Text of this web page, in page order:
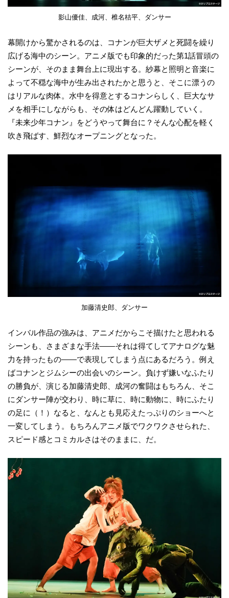
影山優佳、成河、椎名桔平、ダンサー
幕開けから驚かされるのは、コナンが巨大ザメと死闘を繰り
広げる海中のシーン。アニメ版でも印象的だった第1話冒頭の
シーンが、そのまま舞台上に現出する。紗幕と照明と音楽に
よって不穏な海中が生み出されたかと思うと、そこに漂うの
はリアルな肉体。水中を得意とするコナンらしく、巨大なサ
メを相手にしながらも、その体はどんどん躍動していく。
『未来少年コナン』をどうやって舞台に？そんな心配を軽く
吹き飛ばす、鮮烈なオープニングとなった。
加藤清史郎、ダンサー
インバル作品の強みは、アニメだからこそ描けたと思われる
シーンも、さまざまな手法――それは得てしてアナログな魅
力を持ったもの――で表現してしまう点にあるだろう。例え
ばコナンとジムシーの出会いのシーン。負けず嫌いなふたり
の勝負が、演じる加藤清史郎、成河の奮闘はもちろん、そこ
にダンサー陣が交わり、時に草に、時に動物に、時にふたり
の足に（！）なると、なんとも見応えたっぷりのショーへと
一変してしまう。もちろんアニメ版でワクワクさせられた、
スピード感とコミカルさはそのままに、だ。